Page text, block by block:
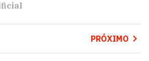
PRÓXIMO